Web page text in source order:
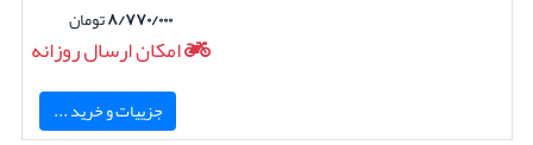
۸/۷۷۰/۰۰۰تومان
امکان ارسال روزانه
جزییات و خرید ...